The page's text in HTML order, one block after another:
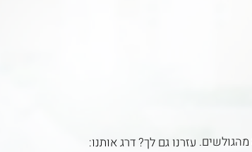
עזרנו גם לך? דרג אותנו: